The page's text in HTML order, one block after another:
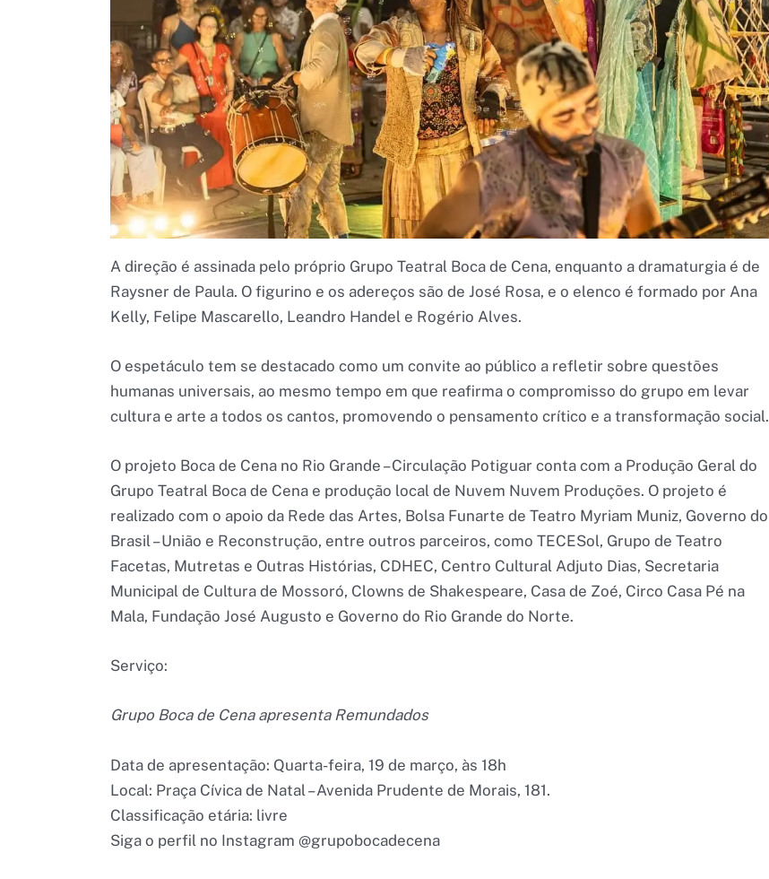
A direção é assinada pelo próprio Grupo Teatral Boca de Cena, enquanto a dramaturgia é de
Raysner de Paula. O figurino e os adereços são de José Rosa, e o elenco é formado por Ana
Kelly, Felipe Mascarello, Leandro Handel e Rogério Alves.
O espetáculo tem se destacado como um convite ao público a refletir sobre questões
humanas universais, ao mesmo tempo em que reafirma o compromisso do grupo em levar
cultura e arte a todos os cantos, promovendo o pensamento crítico e a transformação social.
O projeto Boca de Cena no Rio Grande – Circulação Potiguar conta com a Produção Geral do
Grupo Teatral Boca de Cena e produção local de Nuvem Nuvem Produções. O projeto é
realizado com o apoio da Rede das Artes, Bolsa Funarte de Teatro Myriam Muniz, Governo do
Brasil – União e Reconstrução, entre outros parceiros, como TECESol, Grupo de Teatro
Facetas, Mutretas e Outras Histórias, CDHEC, Centro Cultural Adjuto Dias, Secretaria
Municipal de Cultura de Mossoró, Clowns de Shakespeare, Casa de Zoé, Circo Casa Pé na
Mala, Fundação José Augusto e Governo do Rio Grande do Norte.
Serviço:
Grupo Boca de Cena apresenta Remundados
Data de apresentação: Quarta-feira, 19 de março, às 18h
Local: Praça Cívica de Natal – Avenida Prudente de Morais, 181.
Classificação etária: livre
Siga o perfil no Instagram @grupobocadecena